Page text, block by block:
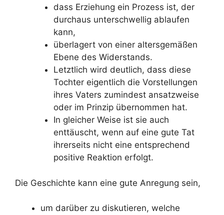
dass Erziehung ein Prozess ist, der
durchaus unterschwellig ablaufen
kann,
überlagert von einer altersgemäßen
Ebene des Widerstands.
Letztlich wird deutlich, dass diese
Tochter eigentlich die Vorstellungen
ihres Vaters zumindest ansatzweise
oder im Prinzip übernommen hat.
In gleicher Weise ist sie auch
enttäuscht, wenn auf eine gute Tat
ihrerseits nicht eine entsprechend
positive Reaktion erfolgt.
Die Geschichte kann eine gute Anregung sein,
um darüber zu diskutieren, welche